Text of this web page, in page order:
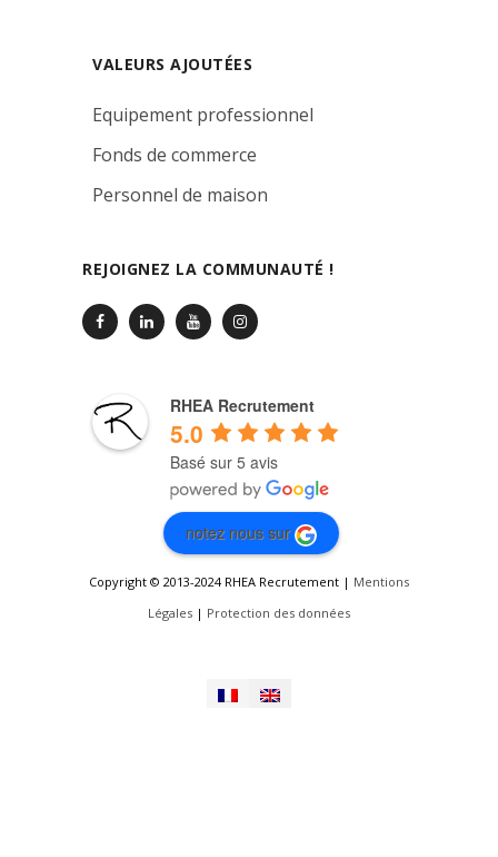
VALEURS AJOUTÉES
Equipement professionnel
Fonds de commerce
Personnel de maison
REJOIGNEZ LA COMMUNAUTÉ !
RHEA Recrutement
5.0
Basé sur 5 avis
notez nous sur
Copyright © 2013-2024 RHEA Recrutement | Mentions
Légales | Protection des données